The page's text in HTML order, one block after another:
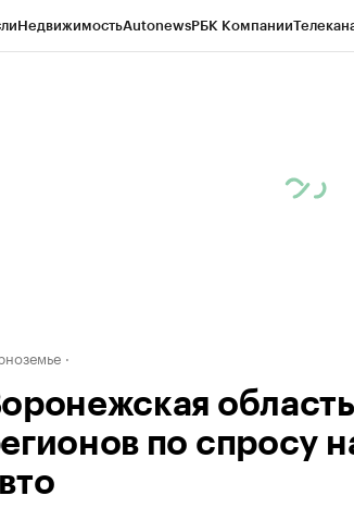
НедвижимостьAutonewsРБК Компании
по спросу